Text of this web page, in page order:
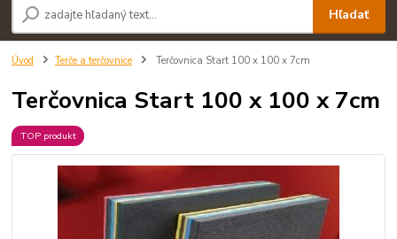
Hľadať
Úvod Terče a terčovnice Terčovnica Start 100 x 100 x 7cm
Terčovnica Start 100 x 100 x 7cm
TOP produkt